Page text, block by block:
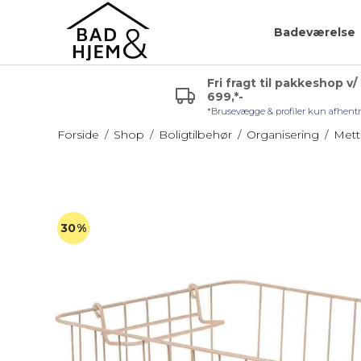
Badeværelse
Glashylde badeværelse
Hjørnehylde
Badeværelsespejle
uden lys
Sminkespejl
Fri fragt til pakkeshop
699,*-
*Brusevægge & profiler kun
Forside / Shop / Boligtilbehør / Organisering /
30%